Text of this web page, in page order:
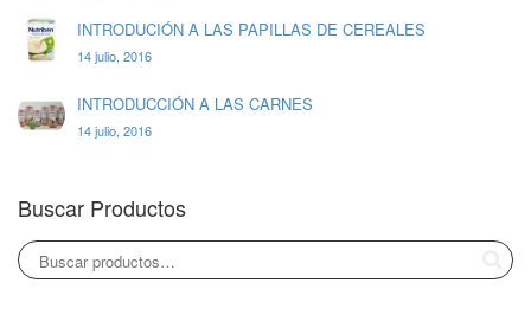
INTRODUCIÓN A LAS PAPILLAS DE CEREALES
14 julio, 2016
INTRODUCCIÓN A LAS CARNES
14 julio, 2016
Buscar Productos